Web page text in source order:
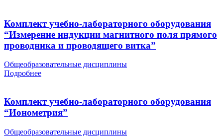
Комплект учебно-лабораторного оборудования
“Измерение индукции магнитного поля прямого
проводника и проводящего витка”
Общеобразовательные дисциплины
Подробнее
Комплект учебно-лабораторного оборудования
“Ионометрия”
Общеобразовательные дисциплины